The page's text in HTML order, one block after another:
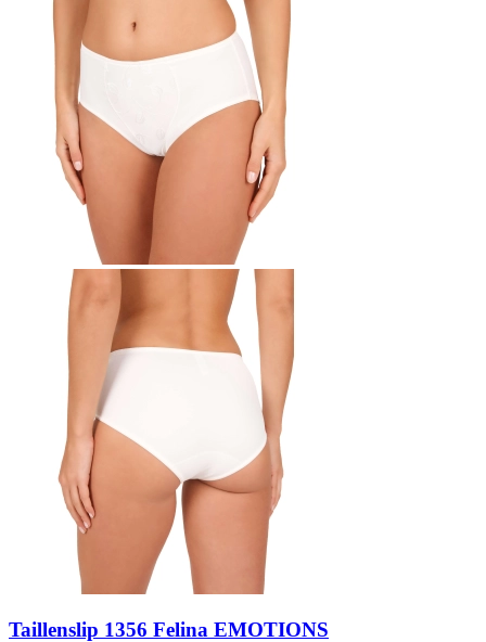
Taillenslip 1356 Felina EMOTIONS